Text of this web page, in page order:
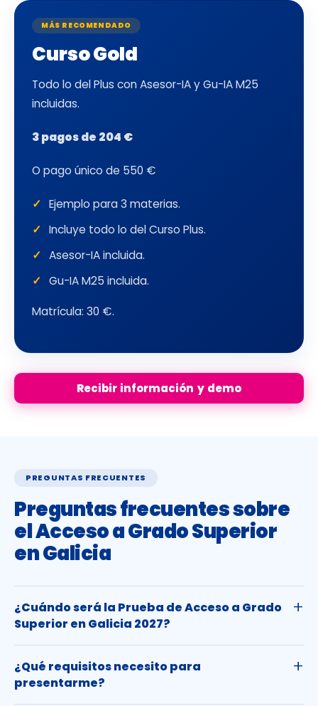
MÁS RECOMENDADO
Curso Gold
Todo lo del Plus con Asesor-IA y Gu-IA M25
incluidas.
3 pagos de 204 €
O pago único de 550 €
Ejemplo para 3 materias.
Incluye todo lo del Curso Plus.
Asesor-IA incluida.
Gu-IA M25 incluida.
Matrícula: 30 €.
Recibir información y demo
PREGUNTAS FRECUENTES
Preguntas frecuentes sobre
el Acceso a Grado Superior
en Galicia
¿Cuándo será la Prueba de Acceso a Grado
Superior en Galicia 2027?
¿Qué requisitos necesito para
presentarme?